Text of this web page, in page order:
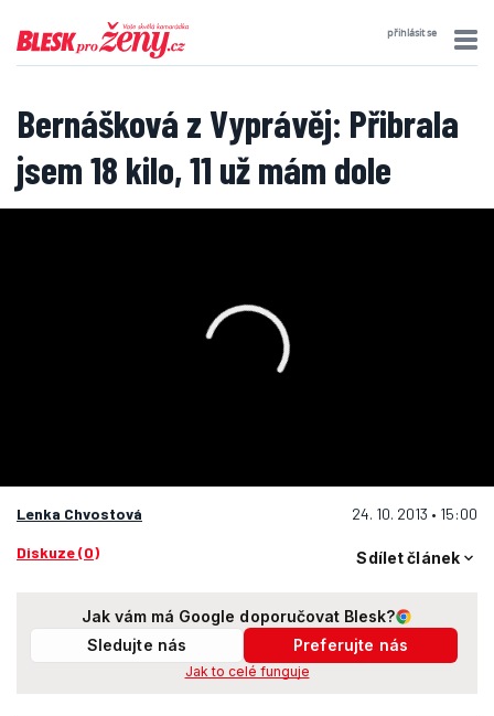
přihlásit se
Bernášková z Vyprávěj: Přibrala
jsem 18 kilo, 11 už mám dole
Lenka Chvostová 24. 10. 2013 • 15:00
Diskuze (0) Sdílet článek
Jak vám má Google doporučovat Blesk?
Sledujte nás
Preferujte nás
Jak to celé funguje